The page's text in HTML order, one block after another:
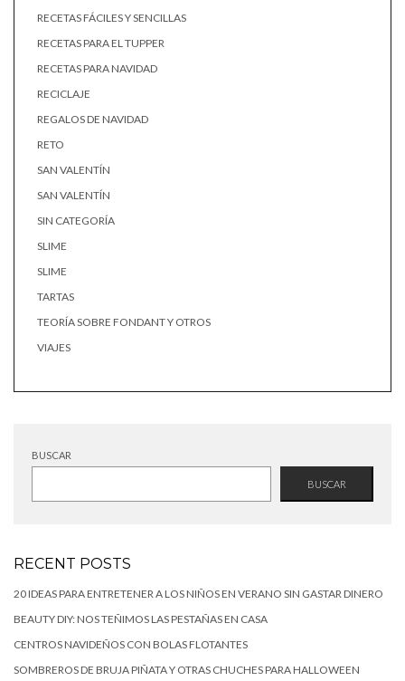
RECETAS FÁCILES Y SENCILLAS
RECETAS PARA EL TUPPER
RECETAS PARA NAVIDAD
RECICLAJE
REGALOS DE NAVIDAD
RETO
SAN VALENTÍN
SAN VALENTÍN
SIN CATEGORÍA
SLIME
SLIME
TARTAS
TEORÍA SOBRE FONDANT Y OTROS
VIAJES
BUSCAR
BUSCAR
RECENT POSTS
20 IDEAS PARA ENTRETENER A LOS NIÑOS EN VERANO SIN GASTAR DINERO
BEAUTY DIY: NOS TEÑIMOS LAS PESTAÑAS EN CASA
CENTROS NAVIDEÑOS CON BOLAS FLOTANTES
SOMBREROS DE BRUJA PIÑATA Y OTRAS CHUCHES PARA HALLOWEEN